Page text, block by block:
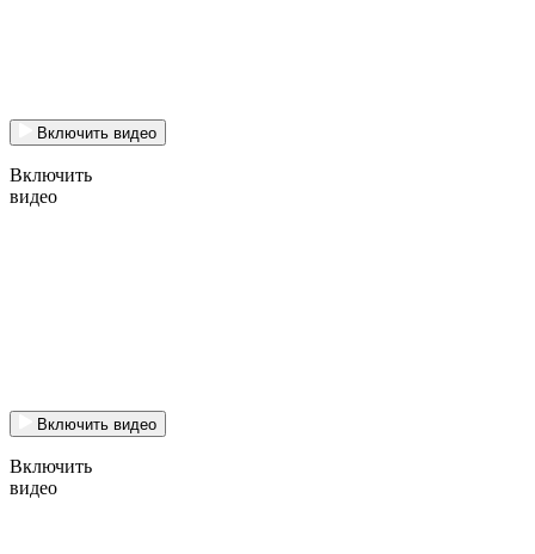
Включить видео
Включить
видео
Включить видео
Включить
видео